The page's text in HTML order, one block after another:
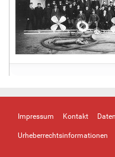
Impressum Kontakt
Urheberrechtsinformationen